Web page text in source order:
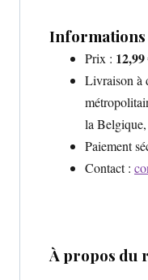
Prix :
Livraison à
la
Paiement
Contact :
À propos du